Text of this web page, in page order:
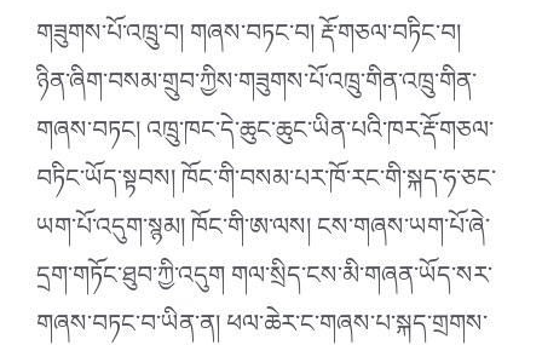
གཟུགས་པོ་འཁྲུ་བ། གཞས་བཏང་བ། རྡོ་གཅལ་བཏིང་བ།
ཉིན་ཞིག་བསམ་གྲུབ་ཀྱིས་གཟུགས་པོ་འཁྲུ་གིན་འཁྲུ་གིན་
གཞས་བཏང། འཁྲུ་ཁང་དེ་ཆུང་ཆུང་ཡིན་པའི་ཁར་རྡོ་གཅལ་
བཏིང་ཡོད་སྟབས། ཁོང་གི་བསམ་པར་ཁོ་རང་གི་སྐད་ཧ་ཅང་
ཡག་པོ་འདུག་སྙམ། ཁོང་གི་ཨ་ལས། ངས་གཞས་ཡག་པོ་ཞེ་
དྲག་གཏོང་ཐུབ་ཀྱི་འདུག གལ་སྲིད་ངས་མི་གཞན་ཡོད་སར་
གཞས་བཏང་བ་ཡིན་ན།ཕལ་ཆེར་ང་གཞས་པ་སྐད་གྲགས་